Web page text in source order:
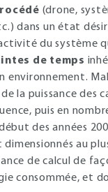
(drone,
dans un état
du système
de temps
environnement.
de la puissance des
puis en
des années
au
de calcul de
consommée, et